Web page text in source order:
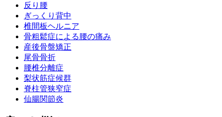
反り腰
ぎっくり背中
椎間板ヘルニア
骨粗鬆症による腰の痛み
産後骨盤矯正
尾骨骨折
腰椎分離症
梨状筋症候群
脊柱管狭窄症
仙腸関節炎